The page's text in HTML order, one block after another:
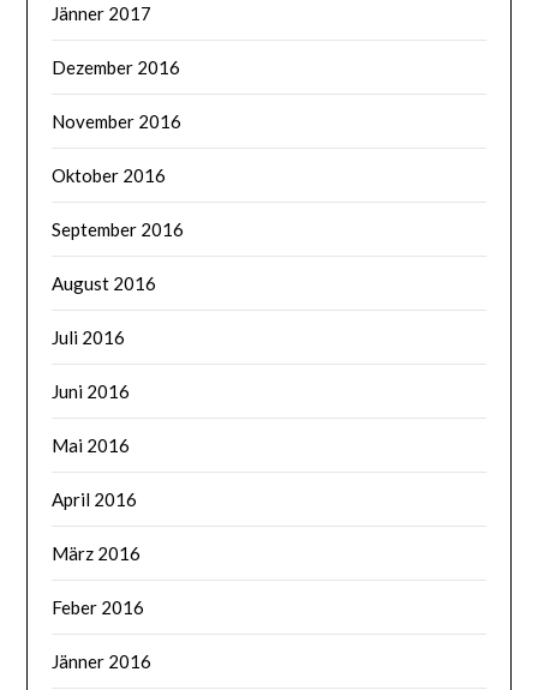
Jänner 2017
Dezember 2016
November 2016
Oktober 2016
September 2016
August 2016
Juli 2016
Juni 2016
Mai 2016
April 2016
März 2016
Feber 2016
Jänner 2016